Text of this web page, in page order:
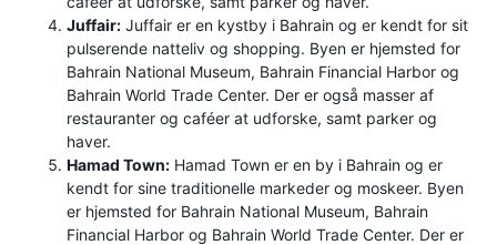
Juffair: Juffair er en kystby i Bahrain og er kendt for sit
pulserende natteliv og shopping. Byen er hjemsted for
Bahrain National Museum, Bahrain Financial Harbor og
Bahrain World Trade Center. Der er også masser af
restauranter og caféer at udforske, samt parker og
haver.
Hamad Town: Hamad Town er en by i Bahrain og er
kendt for sine traditionelle markeder og moskeer. Byen
er hjemsted for Bahrain National Museum, Bahrain
Financial Harbor og Bahrain World Trade Center. Der er